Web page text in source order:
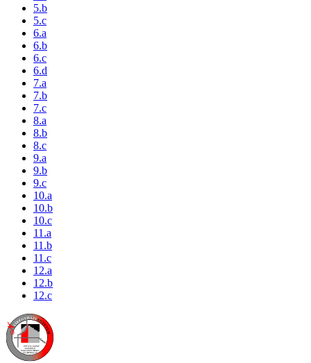
5.b
5.c
6.a
6.b
6.c
6.d
7.a
7.b
7.c
8.a
8.b
8.c
9.a
9.b
9.c
10.a
10.b
10.c
11.a
11.b
11.c
12.a
12.b
12.c